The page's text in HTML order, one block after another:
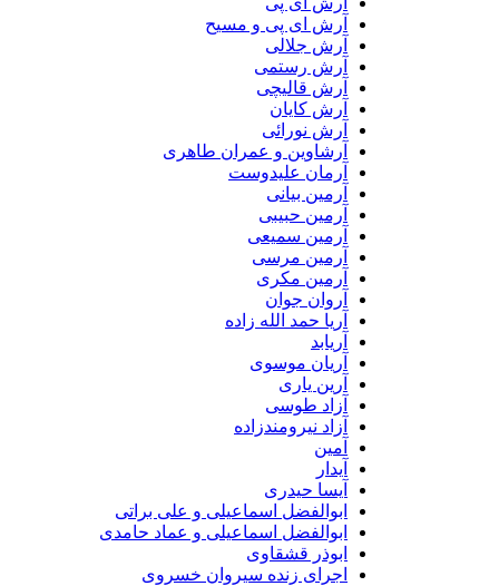
آرش ای پی و مسیح
آرش جلالی
آرش رستمی
آرش قالیچی
آرش کایان
آرش نورائی
آرشاوین و عمران طاهری
آرمان علیدوست
آرمین بیانی
آرمین حبیبی
آرمین سمیعی
آرمین مرسی
آرمین مکری
آروان جوان
آریا حمد الله زاده
آریان موسوی
آرین یاری
آزاد طوسی
آزاد نیرومندزاده
آیسا حیدری
ابوالفضل اسماعیلی و علی براتی
ابوالفضل اسماعیلی و عماد حامدی
ابوذر قشقاوی
اجرای زنده سیروان خسروی